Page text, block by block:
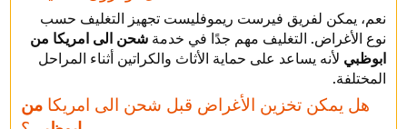
نعم، يمكن لفريق فيرست ريموفليست تجهيز التغليف حسب
نوع الأغراض. التغليف مهم جدًا في خدمة شحن الى امريكا من
ابوظبي لأنه يساعد على حماية الأثاث والكراتين أثناء المراحل
المختلفة.
هل يمكن تخزين الأغراض قبل شحن الى امريكامن